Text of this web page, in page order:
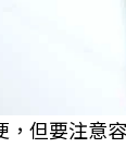
，但要注意